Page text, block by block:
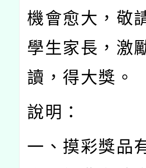
機會愈大，敬
學生家長，激
讀，得大獎。
說明：
一、摸彩獎品